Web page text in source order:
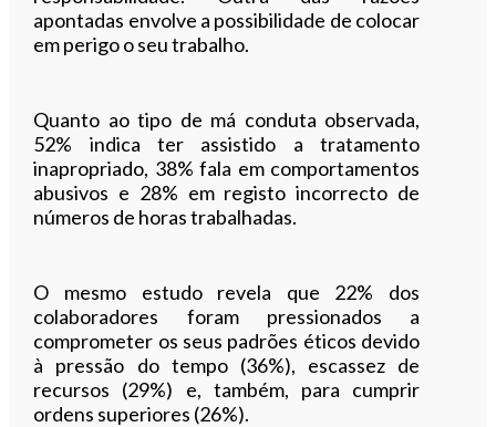
apontadas envolve a possibilidade de colocar
em perigo o seu trabalho.
Quanto ao tipo de má conduta observada,
52% indica ter assistido a tratamento
inapropriado, 38% fala em comportamentos
abusivos e 28% em registo incorrecto de
números de horas trabalhadas.
O mesmo estudo revela que 22% dos
colaboradores foram pressionados a
comprometer os seus padrões éticos devido
à pressão do tempo (36%), escassez de
recursos (29%) e, também, para cumprir
ordens superiores (26%).